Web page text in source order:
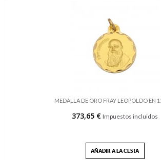
MEDALLA DE ORO FRAY LEOPOLDO EN
373,65 € Impuestos incluidos
AÑADIR A LA CESTA